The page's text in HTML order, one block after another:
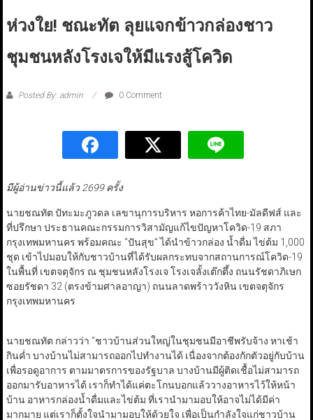
ห่วงใย! ชณะทัต ลุยแจกข้าวกล่องชาว
ชุมชนหลังโรงเจให้มีแรงสู้โควิด
Posted By: admin 0 Comment
มีผู้อ่านข่าวนี้แล้ว 2699 ครั้ง
นายชณทัต ปัทะมะภูวดล เลขานุการบริหาร หอการค้าไทย-มัลดีฟส์ และ
ที่ปรึกษา ประธานคณะกรรมการวิสามัญแก้ไขปัญหาโควิด-19 สภา
กรุงเทพมหานคร พร้อมคณะ “ปันสุข” ได้นำข้าวกล่อง น้ำดื่ม ไข่ต้ม 1,000
ชุด เข้าไปมอบให้กับชาวบ้านที่ได้รับผลกระทบจากสถานการณ์โควิด-19
ในพื้นที่ เขตจตุจักร ณ ชุมชนหลังโรงเจ โรงเจลั้งเต๊กตึ้ง ถนนรัชดาภิเษก
ซอยรัชดา 32 (ตรงข้ามศาลอาญา) ถนนลาดพร้าววังหิน เขตจตุจักร
กรุงเทพมหานคร
นายชณทัต กล่าวว่า “ชาวบ้านส่วนใหญ่ในชุมชนมีอาชีพรับจ้าง หาเช้า
กินค่ำ บางบ้านไม่สามารถออกไปทำงานได้ เนื่องจากต้องกักตัวอยู่กับบ้าน
เพื่อรอดูอาการ ตามมาตรการของรัฐบาล บางบ้านมีผู้ติดเชื้อไม่สามารถ
ออกมารับอาหารได้ เราก็ทำได้แค่ตะโกนบอกแล้ววางอาหารไว้ให้หน้า
บ้าน อาหารกล่องน้ำดื่มและไข่ต้ม ที่เรานำมามอบให้อาจไม่ได้มีค่า
มากมาย แต่เราก็ตั้งใจนำมามอบให้ด้วยใจ เพื่อเป็นกำลังใจแก่ชาวบ้าน